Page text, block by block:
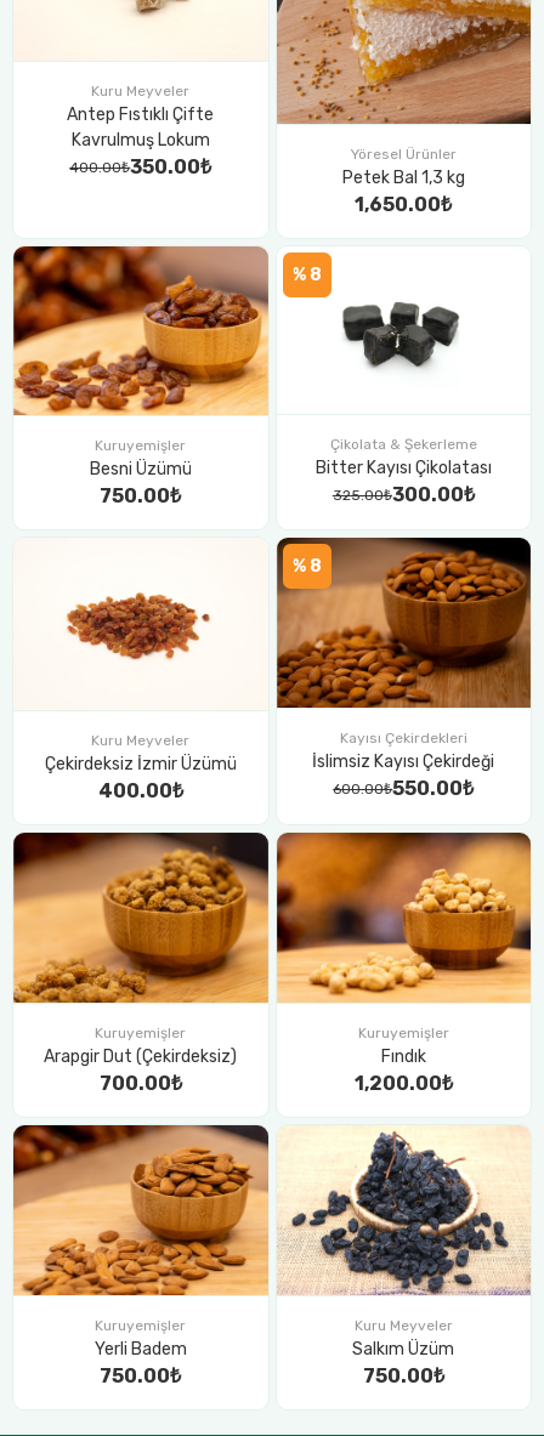
Kuru Meyveler
Antep Fıstıklı Çifte
Kavrulmuş Lokum
400.00₺350.00₺
Yöresel Ürünler
Petek Bal 1,3 kg
1,650.00₺
Kuruyemişler
Besni Üzümü
750.00₺
Çikolata & Şekerleme
Bitter Kayısı Çikolatası
325.00₺300.00₺
% 8
Kuru Meyveler
Çekirdeksiz İzmir Üzümü
400.00₺
Kayısı Çekirdekleri
İslimsiz Kayısı Çekirdeği
600.00₺550.00₺
% 8
Kuruyemişler
Arapgir Dut (Çekirdeksiz)
700.00₺
Kuruyemişler
Fındık
1,200.00₺
Kuruyemişler
Yerli Badem
750.00₺
Kuru Meyveler
Salkım Üzüm
750.00₺